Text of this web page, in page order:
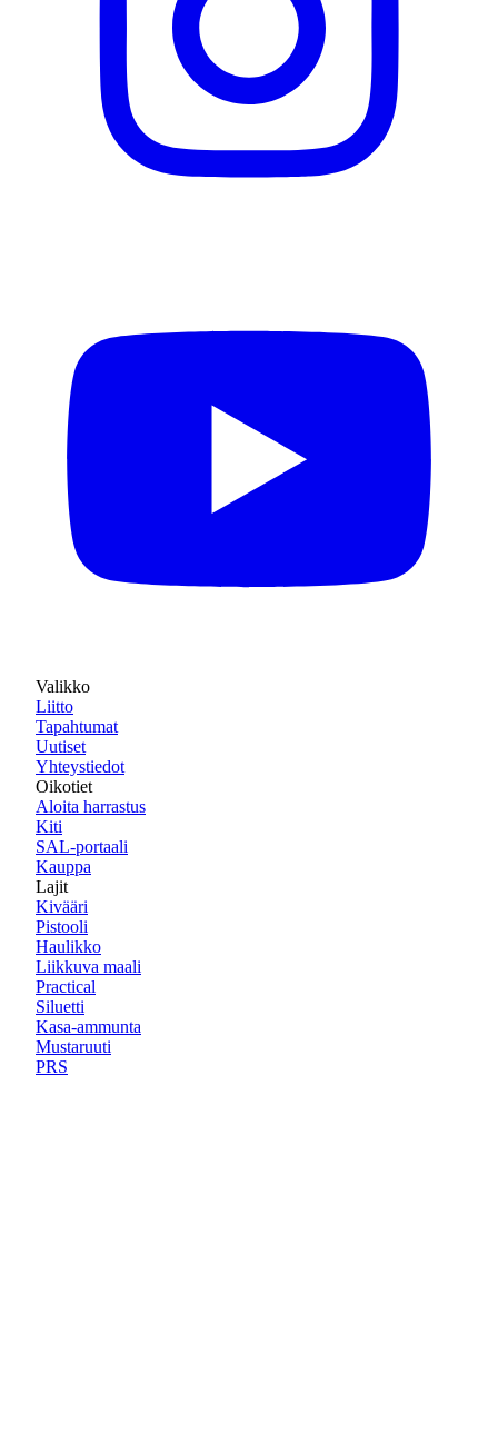
Valikko
Liitto
Tapahtumat
Uutiset
Yhteystiedot
Oikotiet
Aloita harrastus
Kiti
SAL-portaali
Kauppa
Lajit
Kivääri
Pistooli
Haulikko
Liikkuva maali
Practical
Siluetti
Kasa-ammunta
Mustaruuti
PRS